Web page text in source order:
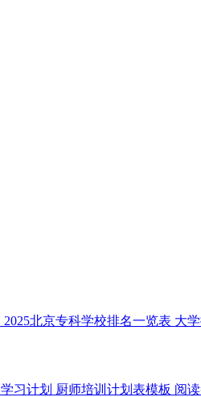
2025北京专科学校排名一览表 大
学习计划 厨师培训计划表模板 阅